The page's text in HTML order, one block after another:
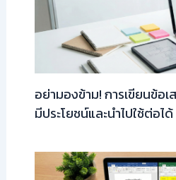
อย่ามองข้าม! การเขียนข้อเ
มีประโยชน์และนำไปใช้ต่อได้